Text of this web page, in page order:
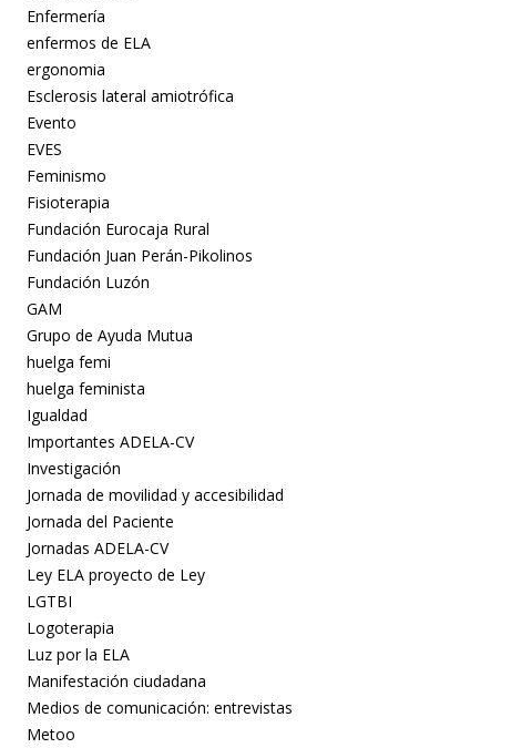
Enfermería
enfermos de ELA
ergonomia
Esclerosis lateral amiotrófica
Evento
EVES
Feminismo
Fisioterapia
Fundación Eurocaja Rural
Fundación Juan Perán-Pikolinos
Fundación Luzón
GAM
Grupo de Ayuda Mutua
huelga femi
huelga feminista
Igualdad
Importantes ADELA-CV
Investigación
Jornada de movilidad y accesibilidad
Jornada del Paciente
Jornadas ADELA-CV
Ley ELA proyecto de Ley
LGTBI
Logoterapia
Luz por la ELA
Manifestación ciudadana
Medios de comunicación: entrevistas
Metoo